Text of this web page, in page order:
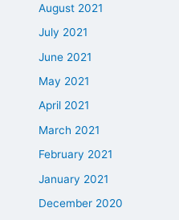
August 2021
July 2021
June 2021
May 2021
April 2021
March 2021
February 2021
January 2021
December 2020